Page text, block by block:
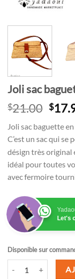
Joli sac
$21.00 Le
était
$
Joli sac baguette
C’est un sac qui se
désign très original
idéal pour toutes
avec fermoire
Let's
Disponible sur
quantité de Joli sac